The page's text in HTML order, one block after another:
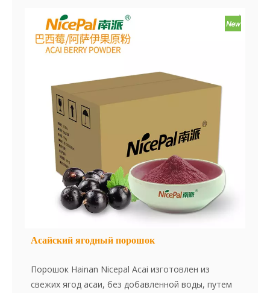
замораживания, завершается в течение 30
минут, что эффективно сохраняет свежий
аромат и содержание питания в Hookeberry.
Асайский ягодный порошок
Порошок Hainan Nicepal Acai изготовлен из
свежих ягод асаи, без добавленной воды, путем